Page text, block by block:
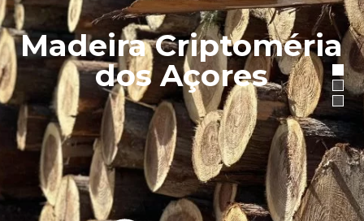
Madeira Criptoméria
dos Açores